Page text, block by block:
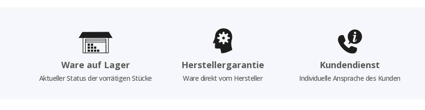
Ware auf Lager
Aktueller Status der vorrätigen Stücke
Herstellergarantie
Ware direkt vom Hersteller
Kundendienst
Individuelle Ansprache des Kunden